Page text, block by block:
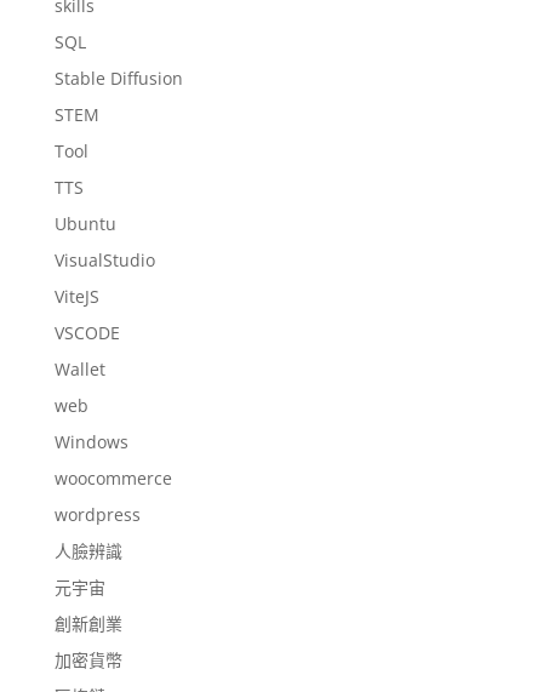
skills
SQL
Stable Diffusion
STEM
Tool
TTS
Ubuntu
VisualStudio
ViteJS
VSCODE
Wallet
web
Windows
woocommerce
wordpress
人臉辨識
元宇宙
創新創業
加密貨幣